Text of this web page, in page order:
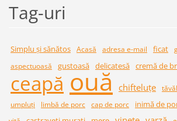
Tag-uri
Simplu şi sănătos Acasă adresa e-mail ficat
aspectuoasă
gustoasă delicatesă cremă de
ceapă ouă chifteluţe
umpluţi limbă de porc cap de porc inimă de